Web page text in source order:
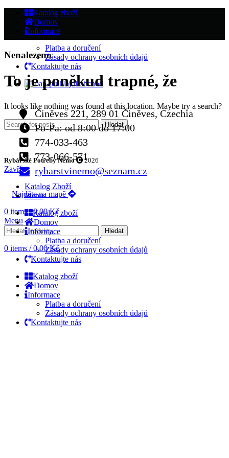
Katalog zboží
Domov
Informace
Platba a doručení
Zásady ochrany osobních údajů
Kontaktujte nás
Najdi obchod
Činěves 221, 289 01 Činěves, Czechia
Po-Pa: od 8:00 do 17:00
774-033-463
773-066-571
rybarstvinemo@seznam.cz
Najděte na mapě
0 items / 0,00Kč
Menu
Hledat
0 items / 0,00Kč
Nenalezeno
To je poněkud trapné, že
It looks like nothing was found at this location. Maybe try a search?
Hledat
Rybářské Potřeby Nemo 2026
Zavřít
Katalog Zboží
Menu
Katalog zboží
Domov
Informace
Platba a doručení
Zásady ochrany osobních údajů
Kontaktujte nás
Katalog zboží
Domov
Informace
Platba a doručení
Zásady ochrany osobních údajů
Kontaktujte nás